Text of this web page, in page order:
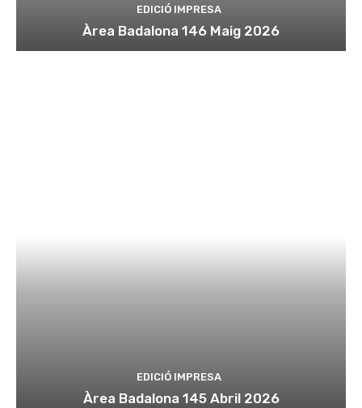
EDICIÓ IMPRESA
Àrea Badalona 146 Maig 2026
EDICIÓ IMPRESA
Àrea Badalona 145 Abril 2026